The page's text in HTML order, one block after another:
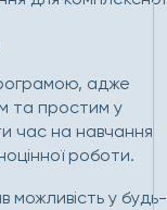
адже
та простим у
час на навчання
роботи.
можливість у будь-